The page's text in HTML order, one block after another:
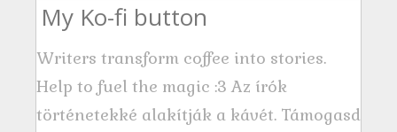
My Ko-fi button
Writers transform coffee into stories.
Help to fuel the magic :3 Az írók
történetekké alakítják a kávét. Támogasd